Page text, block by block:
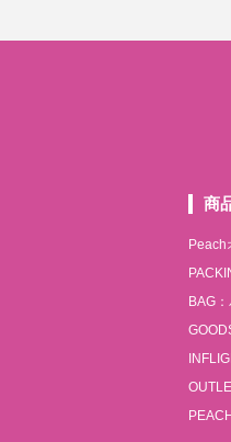
商
Peach
BAG